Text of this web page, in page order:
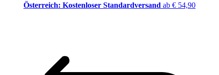
Österreich: Kostenloser Standardversand ab € 54,90